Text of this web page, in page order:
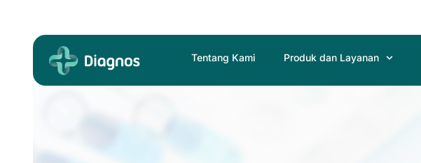
content
Tentang Kami Produk dan Layanan